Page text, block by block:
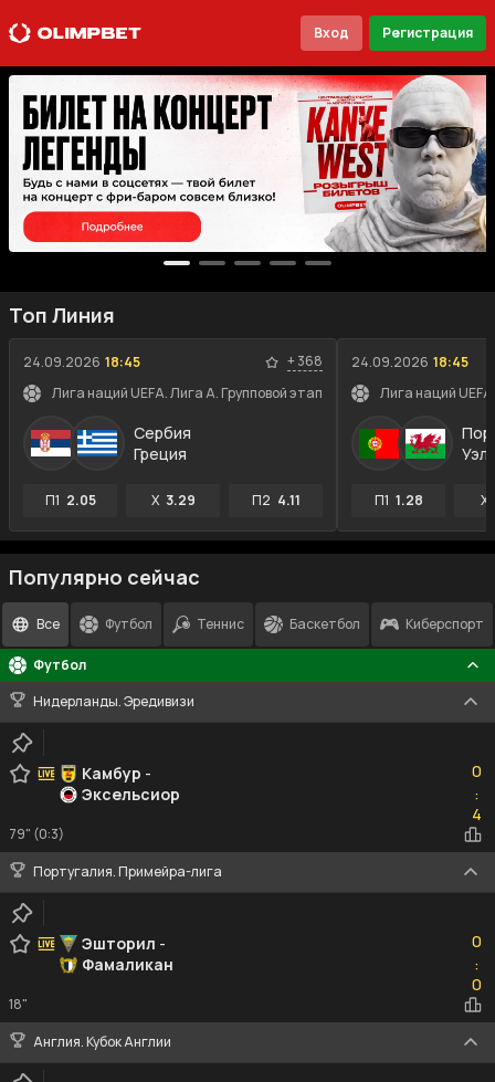
Вход Регистрация
Топ Линия
24.09.2026 18:45 +368
Лига наций UEFA. Лига A. Групповой этап
Сербия
Греция
П1 2.05 X 3.29 П2 4.11
24.09.2026 18:45
Лига наций
П1 1.28 X
Популярно сейчас
Все Футбол Теннис Баскетбол Киберспорт
Футбол
Нидерланды. Эредивизи
Камбур -
Эксельсиор
0
:4
4
79" (0:3)
Португалия. Примейра-лига
Эшторил -
Фамаликан
0
:0
0
18"
Англия. Кубок Англии